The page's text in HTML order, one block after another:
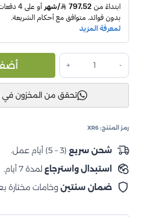
كمية
دكد
–
أدراج
للحوض
رام
+2009
("5.7)
تحقق من المخزون
رمز المنتج: XR6
شحن سريع (3 – 5) أيام عمل.
استبدال واسترجاع لمدة 7 أيام.
ضمان سنتين وخامات مختارة